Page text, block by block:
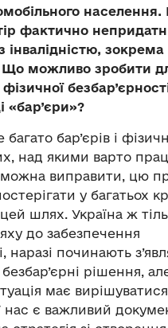
населення.
фактично
зокрема
Що можливо зробити
«бар’єри»?
бар’єрів і
над якими варто
можна виправити, цю
у багатьох
шлях. Україна ж
до забезпечення
наразі починають
безбар’єрні рішення,
має вирішуватися
нас є важливий